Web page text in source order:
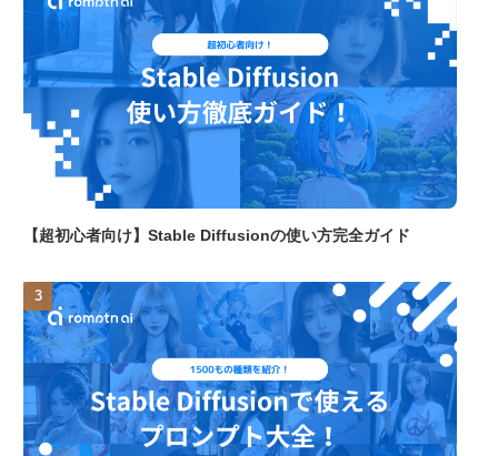
【超初心者向け】Stable Diffusionの使い方完全ガイド